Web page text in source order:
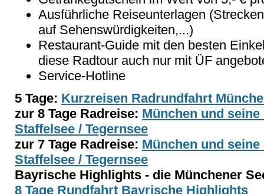
Ausführliche Reiseunterlagen
auf Sehenswürdigkeiten,...)
Restaurant-Guide mit den besten
diese Radtour auch nur mit ÜF
Service-Hotline
5 Tage: Kurzreisen Radrundfahrt
zur 8 Tage Radreise: München und
Staffelsee / Tegernsee
zur 7 Tage Radreise: München und
Staffelsee / Tegernsee
Bayrische Highlights - die Münchener
8 Tage Rundfahrt Bayrische Highlights